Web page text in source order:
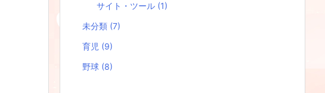
サイト・ツール (1)
未分類 (7)
育児 (9)
野球 (8)